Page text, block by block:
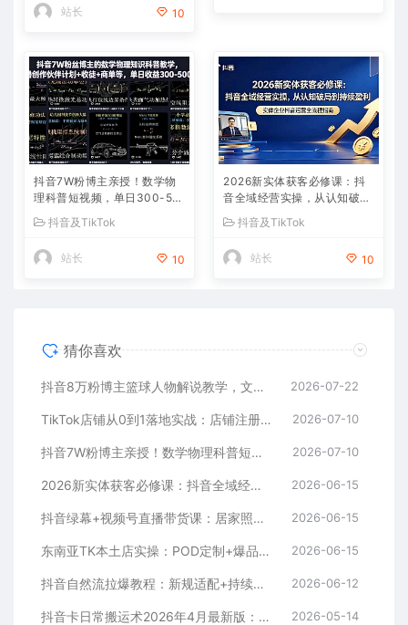
站长 10
抖音7W粉博主亲授！数学物
理科普短视频，单日300-50
现
抖音及TikTok
站长 10
2026新实体获客必修课：抖
音全域经营实操，从认知破局
抖音及TikTok
站长 10
猜你喜欢
抖音8万粉博主篮球人物解说教学，文案剪辑全套实操，玩转伙伴计划精选单日收益破千 2026-07-22
TikTok店铺从0到1落地实战：店铺注册+产品上架+物流回款+内容剪辑，小白也能出单 2026-07-10
抖音7W粉博主亲授！数学物理科普短视频，单日300-500，伙伴计划+收徒+商单全变现 2026-07-10
2026新实体获客必修课：抖音全域经营实操，从认知破局到持续盈利 2026-06-15
抖音绿幕+视频号直播带货课：居家照着稿子念起号，手机电脑双场景搭建全流程 2026-06-15
东南亚TK本土店实操：POD定制+爆品截流+暴力冷启动，0粉也能开橱窗带货 2026-06-15
抖音自然流拉爆教程：新规适配+持续更新，话术+投放+起号一站式实战教学（更新26年5月11） 2026-06-12
抖音卡日常搬运术2026年4月最新版：影视账号爆款涨粉玩法，外面售价5000元核心 2026-05-14